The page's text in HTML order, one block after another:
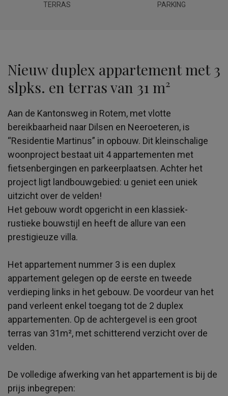
TERRAS PARKING
Nieuw duplex appartement met 3
slpks. en terras van 31 m²
Aan de Kantonsweg in Rotem, met vlotte
bereikbaarheid naar Dilsen en Neeroeteren, is
“Residentie Martinus” in opbouw. Dit kleinschalige
woonproject bestaat uit 4 appartementen met
fietsenbergingen en parkeerplaatsen. Achter het
project ligt landbouwgebied: u geniet een uniek
uitzicht over de velden!
Het gebouw wordt opgericht in een klassiek-
rustieke bouwstijl en heeft de allure van een
prestigieuze villa.
Het appartement nummer 3 is een duplex
appartement gelegen op de eerste en tweede
verdieping links in het gebouw. De voordeur van het
pand verleent enkel toegang tot de 2 duplex
appartementen. Op de achtergevel is een groot
terras van 31m², met schitterend verzicht over de
velden.
De volledige afwerking van het appartement is bij de
prijs inbegrepen: